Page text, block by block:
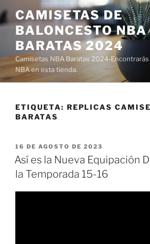
al
contenido
CAMISETAS DE
BALONCESTO NBA
BARATAS 2024
Camisetas NBA Baratas 2024-
NBA en esta tienda.
ETIQUETA: REPLICAS
BARATAS
PUBLICADO
EL
16 DE AGOSTO DE 2023
Así es la Nueva Equipación
la Temporada 15-16